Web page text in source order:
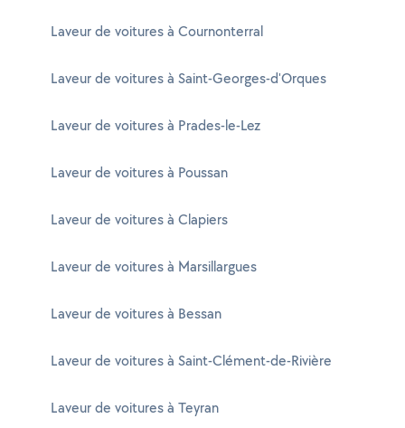
Laveur de voitures à Cournonterral
Laveur de voitures à Saint-Georges-d'Orques
Laveur de voitures à Prades-le-Lez
Laveur de voitures à Poussan
Laveur de voitures à Clapiers
Laveur de voitures à Marsillargues
Laveur de voitures à Bessan
Laveur de voitures à Saint-Clément-de-Rivière
Laveur de voitures à Teyran